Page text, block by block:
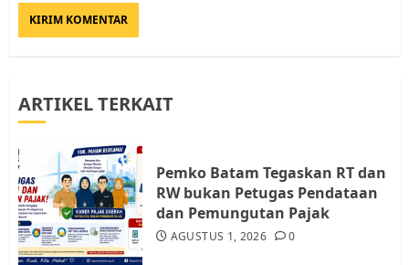
ARTIKEL TERKAIT
Pemko Batam Tegaskan RT dan
RW bukan Petugas Pendataan
dan Pemungutan Pajak
AGUSTUS 1, 2026 0
4
Warga Rempang Ajukan
Resahkan Warga
JULI 17, 2026 0